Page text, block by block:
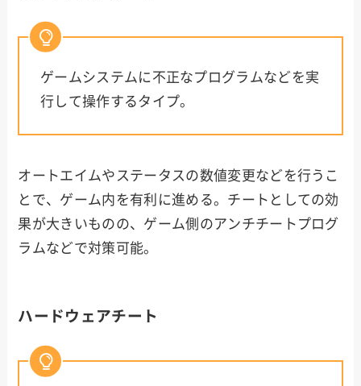
ゲームシステムに不正なプログラムなどを実
行して操作するタイプ。
オートエイムやステータスの数値変更などを行うこ
とで、ゲーム内を有利に進める。チートとしての効
果が大きいものの、ゲーム側のアンチチートプログ
ラムなどで対策可能。
ハードウェアチート